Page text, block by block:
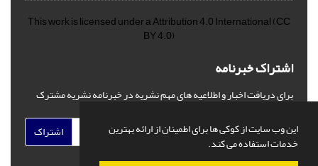
این وب سایت از کوکی ها برای اطمینان از ارائه بهترین
خدمات استفاده می کند.
This work is licensed under aAttribution 4.0 International(CC
BY 4.0)
اشتراک خبرنامه
برای دریافت اخبار و اطلاعیه های مهم نشریه در خبرنامه نشریه مشترک
اشتراک